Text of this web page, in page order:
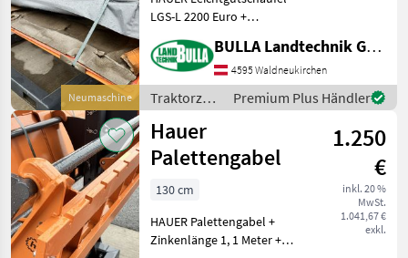
Neumaschine
LGS-L 2200 Euro +
220 cm Breite + Euro
Aufnahme Traktorzubehör
Frontlader-Anbaugeräte
BULLA Landtechnik GmbH
4595 Waldneukirchen
Traktorzubehör
/ Hauer
Premium Plus Händler
Hauer
Palettengabel
1.250
€
inkl. 20 %
MwSt.
1.041,67 €
exkl.
130 cm
HAUER Palettengabel +
Zinkenlänge 1, 1 Meter +